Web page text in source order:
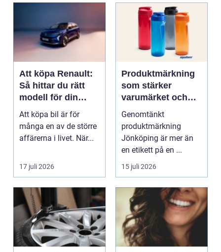
Att köpa Renault:
Så hittar du rätt
modell för din
vardag
Att köpa bil är för
många en av de större
affärerna i livet. När...
17 juli 2026
Produktmärkning
som stärker
varumärket och
förenklar vardagen
Genomtänkt
produktmärkning
Jönköping är mer än
en etikett på en ...
15 juli 2026